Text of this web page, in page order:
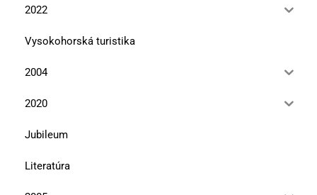
2022
Vysokohorská turistika
2004
2020
Jubileum
Literatúra